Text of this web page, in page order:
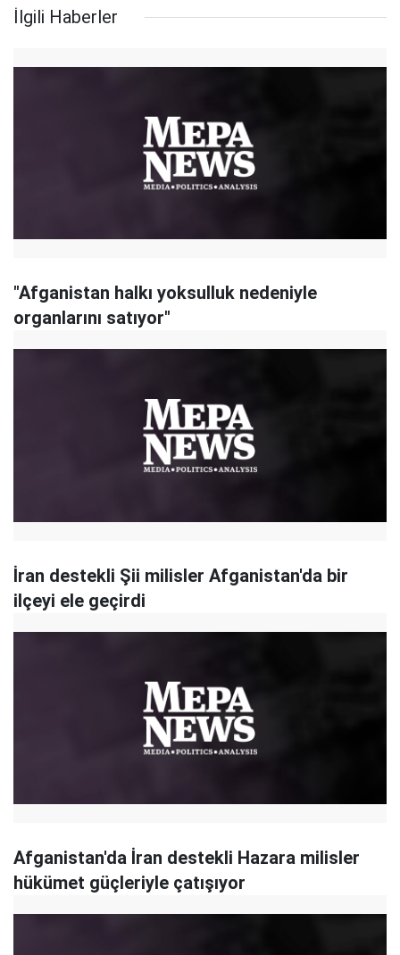
İlgili Haberler
"Afganistan halkı yoksulluk nedeniyle
organlarını satıyor"
İran destekli Şii milisler Afganistan'da bir
ilçeyi ele geçirdi
Afganistan'da İran destekli Hazara milisler
hükümet güçleriyle çatışıyor